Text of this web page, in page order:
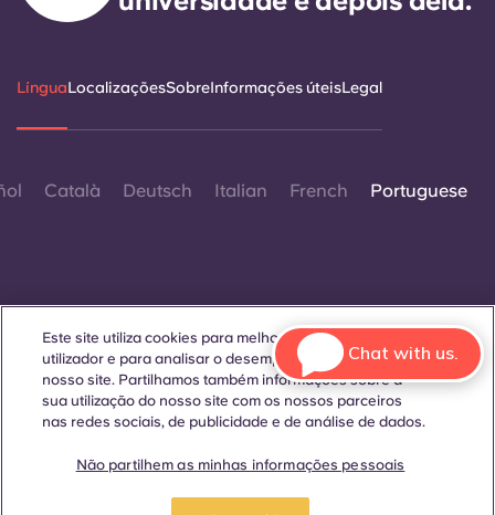
Reservar um
Faça uma visita
LínguaLocalizaçõesSobreInformações úteisLegal
Català Deutsch Italian French Portuguese
Contactar-nos
Sempre que palavras que denotam um género específico
forem exibidas neste site, elas se aplicam a todos,
Este site utiliza cookies para melhorar a experiência do
utilizador e para analisar o desempenho e o tráfego no
nosso site. Partilhamos também informações sobre a
sua utilização do nosso site com os nossos parceiros
nas redes sociais, de publicidade e de análise de dados.
Não partilhem as minhas informações pessoais
Chat with us.